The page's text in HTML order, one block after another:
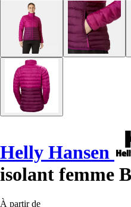
Helly Hansen
isolant femme
À partir de